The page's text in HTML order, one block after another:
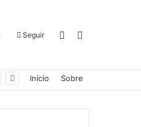
Seguir Switch skin
Início Sobre